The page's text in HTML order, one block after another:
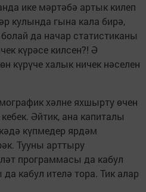
ике мәртәбә артык килеп
кулында гына кала бирә,
да начар статистиканы
күрәсе килсен?! Ә
күрүче халык ничек нәселен
хәлне яхшырту өчен
Әйтик, ана капиталы
күпмедер ярдәм
Тууны арттыру
программасы да кабул
кабул ителә тора. Тик алар